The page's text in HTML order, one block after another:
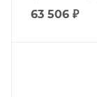
63 506 ₽